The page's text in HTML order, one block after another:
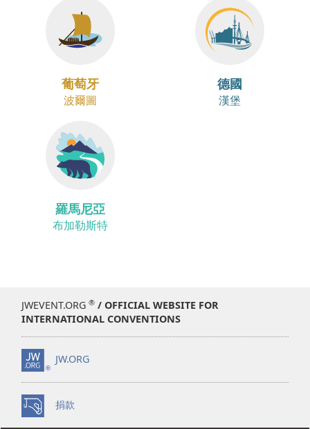
葡萄牙
波爾圖
德國
漢堡
羅馬尼亞
布加勒斯特
INTERNATIONAL CONVENTIONS
捐款